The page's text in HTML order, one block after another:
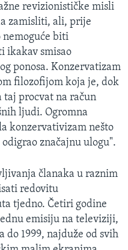
revizionističke misli
zamisliti, ali, prije
nemoguće biti
ikakav smisao
ponosa. Konzervatizam
filozofijom koja je, dok
taj procvat na račun
ljudi. Ogromna
konzervativizam nešto
značajnu ulogu".
članaka u raznim
redovitu
tjedno. Četiri godine
emisiju na televiziji,
1999, najduže od svih